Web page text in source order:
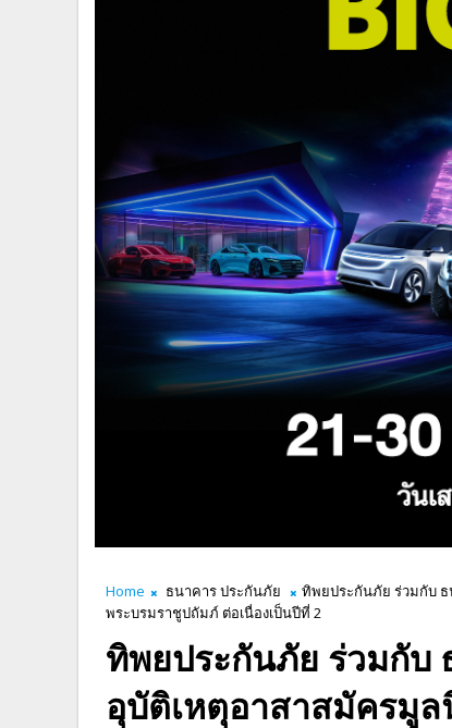
Home ธนาคาร ประกันภัย
ทิพยประกันภัย ร่วมกับ
พระบรมราชูปถัมภ์ ต่อเนื่องเป็นปีที่ 2
ทิพยประกันภัย ร่วมกับ
อุบัติเหตุอาสาสมัครมู